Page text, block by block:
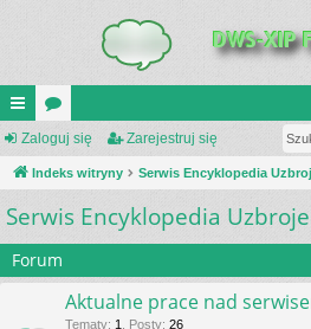
UI
C
K
_L
IN
or
a
Zaloguj się Zarejestruj się
Indeks witryny Serwis Encyklopedia
Serwis Encyklopedia
Forum
Aktualne prace nad
Tematy: 1 Posty: 26